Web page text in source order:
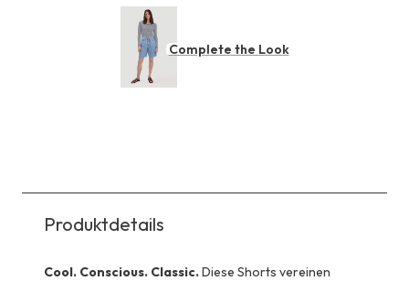
Complete the Look
Produktdetails
Cool. Conscious. Classic.Diese Shorts vereinen